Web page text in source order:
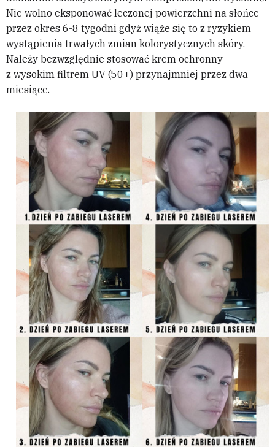
Nie wolno eksponować leczonej powierzchni na słońce
przez okres 6-8 tygodni gdyż wiąże się to z ryzykiem
wystąpienia trwałych zmian kolorystycznych skóry.
Należy bezwzględnie stosować krem ochronny
z wysokim filtrem UV (50+) przynajmniej przez dwa
miesiące.